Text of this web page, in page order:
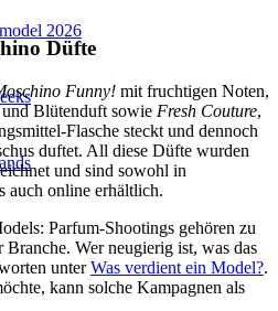
2026
Düfte
Funny! mit fruchtigen Noten,
Blütenduft sowie Fresh Couture,
Flasche steckt und dennoch
duftet. All diese Düfte wurden
und sind sowohl in
auch online erhältlich.
Parfum-Shootings gehören zu
Wer neugierig ist, was das
unterWas verdient ein Model?.
kann solche Kampagnen als